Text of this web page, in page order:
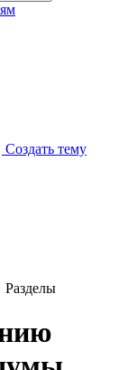
Создать тему
Разделы